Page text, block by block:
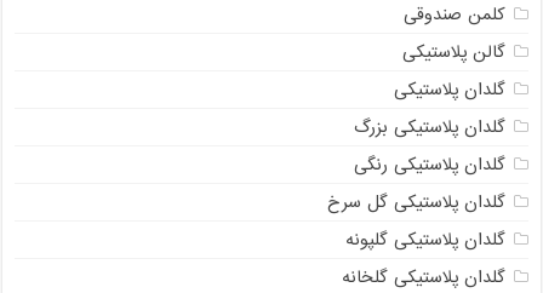
کلمن صندوقی
گالن پلاستیکی
گلدان پلاستیکی
گلدان پلاستیکی بزرگ
گلدان پلاستیکی رنگی
گلدان پلاستیکی گل سرخ
گلدان پلاستیکی گلپونه
گلدان پلاستیکی گلخانه